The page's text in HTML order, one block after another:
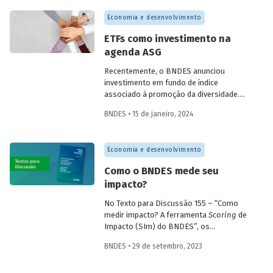
Economia e desenvolvimento
ETFs como investimento na
agenda ASG
Recentemente, o BNDES anunciou
investimento em fundo de índice
associado à promoção da diversidade.
do mercado brasileiro de ETFs e da
de governança (ASG).
BNDES • 15 de janeiro, 2024
Economia e desenvolvimento
Como o BNDES mede seu
impacto?
No Texto para Discussão 155 – “Como
medir impacto? A ferramenta Scoring de
Impacto (SIm) do BNDES”, os
Roitman, Sandro Peixoto e Antonio
BNDES • 29 de setembro, 2023